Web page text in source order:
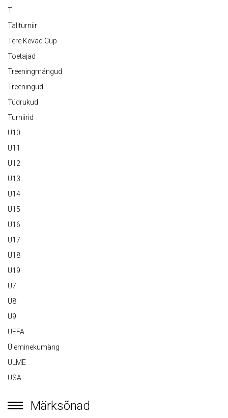
T
Taliturniir
Tere Kevad Cup
Toetajad
Treeningmängud
Treeningud
Tüdrukud
Turniirid
U10
U11
U12
U13
U14
U15
U16
U17
U18
U19
U7
U8
U9
UEFA
Üleminekumäng
ULME
USA
Märksõnad